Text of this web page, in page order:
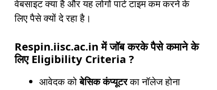
वेबसाइट क्या है और यह लोगों पार्ट टाइम कम करने के
लिए पैसे क्यों दे रहा है।
Respin.iisc.ac.in में जॉब करके पैसे कमाने के
लिए Eligibility Criteria ?
आवेदक कोबेसिक कंप्यूटरका नॉलेज होना